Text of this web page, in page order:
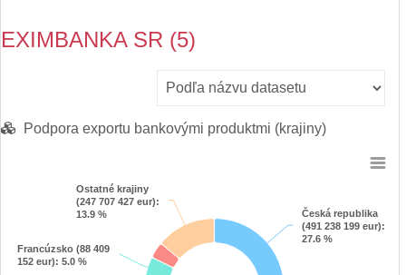
EXIMBANKA SR (5)
Podpora exportu bankovými produktmi (krajiny)
Pie chart with 9 slices. Česká republika
(491 238 199 eur):
27.6 %
Česká republika
(491 238 199 eur):
27.6 %
Francúzsko (88 409
152 eur): 5.0 %
Francúzsko (88 409
152 eur): 5.0 %
Ostatné krajiny
(247 707 427 eur):
13.9 %
Ostatné krajiny
(247 707 427 eur):
13.9 %